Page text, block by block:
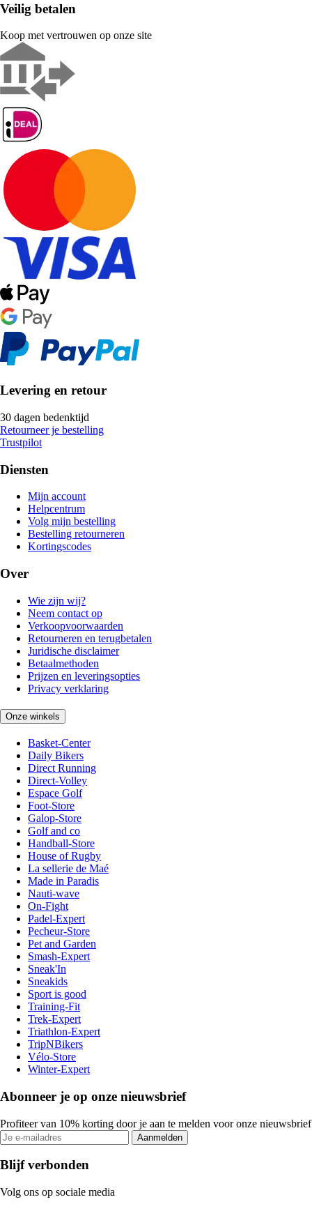
Veilig betalen
Koop met vertrouwen op onze site
Levering en retour
30 dagen bedenktijd
Retourneer je bestelling
Trustpilot
Diensten
Mijn account
Helpcentrum
Volg mijn bestelling
Bestelling retourneren
Kortingscodes
Over
Wie zijn wij?
Neem contact op
Verkoopvoorwaarden
Retourneren en terugbetalen
Juridische disclaimer
Betaalmethoden
Prijzen en leveringsopties
Privacy verklaring
Onze winkels
Basket-Center
Daily Bikers
Direct Running
Direct-Volley
Espace Golf
Foot-Store
Galop-Store
Golf and co
Handball-Store
House of Rugby
La sellerie de Maé
Made in Paradis
Nauti-wave
On-Fight
Padel-Expert
Pecheur-Store
Pet and Garden
Smash-Expert
Sneak'In
Sneakids
Sport is good
Training-Fit
Trek-Expert
Triathlon-Expert
TripNBikers
Vélo-Store
Winter-Expert
Abonneer je op onze nieuwsbrief
Profiteer van 10% korting door je aan te melden voor onze nieuwsbrief
Aanmelden
Blijf verbonden
Volg ons op sociale media